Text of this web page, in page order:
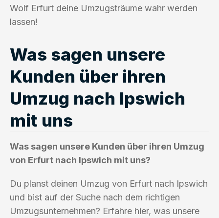
Wolf Erfurt deine Umzugsträume wahr werden
lassen!
Was sagen unsere
Kunden über ihren
Umzug nach Ipswich
mit uns
Was sagen unsere Kunden über ihren Umzug
von Erfurt nach Ipswich mit uns?
Du planst deinen Umzug von Erfurt nach Ipswich
und bist auf der Suche nach dem richtigen
Umzugsunternehmen? Erfahre hier, was unsere